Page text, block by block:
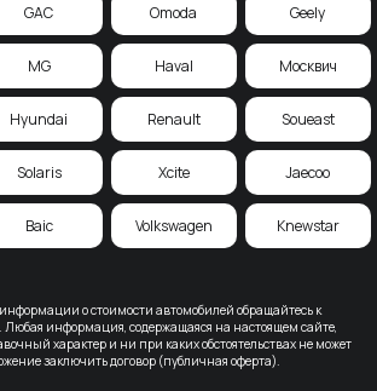
о стоимости автомобилей обращайтесь к
информация, содержащаяся на настоящем сайте,
характер и ни при каких обстоятельствах не может
заключить договор (публичная оферта).
GAC Omoda Geely
MG Haval Москвич
Hyundai Renault Soueast
Solaris Xcite Jaecoo
Baic Volkswagen Knewstar